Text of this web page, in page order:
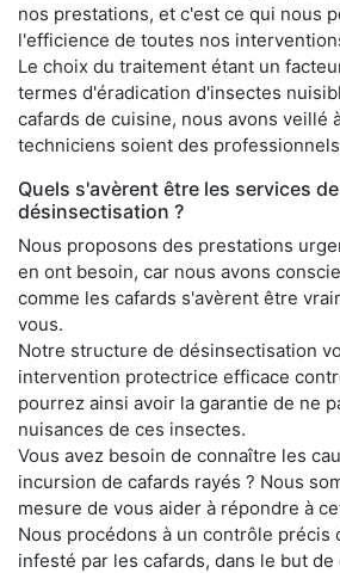
nos prestations, et c'est ce qui nous
l'efficience de toutes nos
Le choix du traitement étant un
termes d'éradication d'insectes
cafards de cuisine, nous avons veillé
techniciens soient des
Quels s'avèrent être les services
désinsectisation ?
Nous proposons des prestations
en ont besoin, car nous avons
comme les cafards s'avèrent être
vous.
Notre structure de désinsectisation
intervention protectrice efficace
pourrez ainsi avoir la garantie de ne
nuisances de ces insectes.
Vous avez besoin de connaître les
incursion de cafards rayés ? Nous
mesure de vous aider à répondre à
Nous procédons à un contrôle précis
infesté par les cafards, dans le but